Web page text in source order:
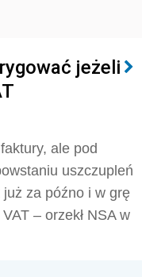
jeżeli
ale pod
uszczupleń
za późno i w grę
– orzekł NSA w